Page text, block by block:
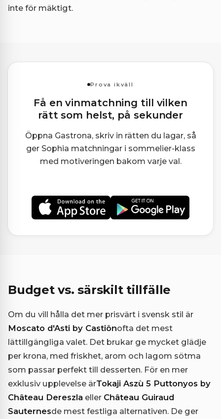
inte för mäktigt.
Prova ikväll
Få en vinmatchning till vilken
rätt som helst, på sekunder
Öppna Gastrona, skriv in rätten du lagar, så
ger Sophia matchningar i sommelier-klass
med motiveringen bakom varje val.
Budget vs. särskilt tillfälle
Om du vill hålla det mer prisvärt i svensk stil är
Moscato d'Asti by Castiônofta det mest
lättillgängliga valet. Det brukar ge mycket glädje
per krona, med friskhet, arom och lagom sötma
som passar perfekt till desserten. För en mer
exklusiv upplevelse ärTokaji Aszù 5 Puttonyos by
Château Dereszla eller Château Guiraud
Sauternesde mest festliga alternativen. De ger